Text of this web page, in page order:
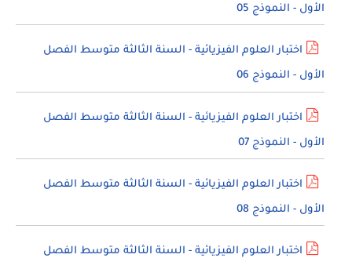
الأول - النموذج 05
اختبار العلوم الفيزيائية - السنة الثالثة متوسط الفصل
الأول - النموذج 06
اختبار العلوم الفيزيائية - السنة الثالثة متوسط الفصل
الأول - النموذج 07
اختبار العلوم الفيزيائية - السنة الثالثة متوسط الفصل
الأول - النموذج 08
اختبار العلوم الفيزيائية - السنة الثالثة متوسط الفصل